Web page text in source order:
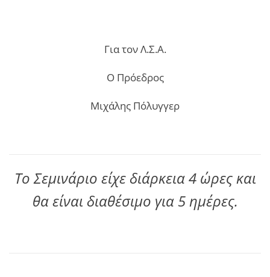
Για τον Λ.Σ.Α.
Ο Πρόεδρος
Μιχάλης Πόλυγγερ
Το Σεμινάριο είχε διάρκεια 4 ώρες και
θα είναι διαθέσιμο για 5 ημέρες.